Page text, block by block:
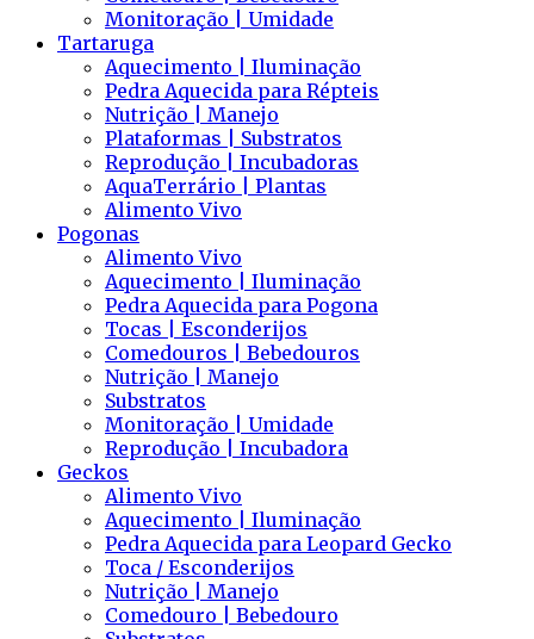
Monitoração | Umidade
Tartaruga
Aquecimento | Iluminação
Pedra Aquecida para Répteis
Nutrição | Manejo
Plataformas | Substratos
Reprodução | Incubadoras
AquaTerrário | Plantas
Alimento Vivo
Pogonas
Alimento Vivo
Aquecimento | Iluminação
Pedra Aquecida para Pogona
Tocas | Esconderijos
Comedouros | Bebedouros
Nutrição | Manejo
Substratos
Monitoração | Umidade
Reprodução | Incubadora
Geckos
Alimento Vivo
Aquecimento | Iluminação
Pedra Aquecida para Leopard Gecko
Toca / Esconderijos
Nutrição | Manejo
Comedouro | Bebedouro